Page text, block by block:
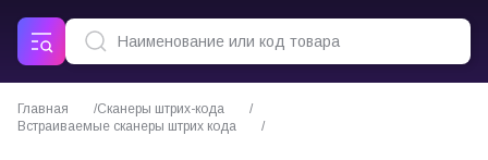
Главная
Сканеры штрих-кода
Встраиваемые сканеры штрих кода